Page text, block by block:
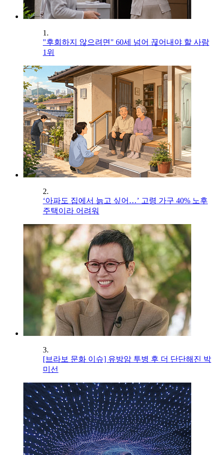
1.
"후회하지 않으려면" 60세 넘어 끊어내야 할 사람
1위
2.
‘아파도 집에서 늙고 싶어…’ 고령 가구 40% 노후
주택이라 어려워
3.
[브라보 문화 이슈] 유방암 투병 후 더 단단해진 박
미선